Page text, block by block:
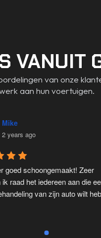
VANUIT
van onze
aan hun voertuigen.
Mike
2 years ago
goed schoongemaakt! Zeer
raad het iedereen aan die
van zijn auto wilt